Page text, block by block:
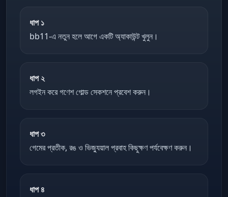
ধাপ ১
bb11-এ নতুন হলে আগে একটি অ্যাকাউন্ট খুলুন।
ধাপ ২
লগইন করে গণেশ গোল্ড সেকশনে প্রবেশ করুন।
ধাপ ৩
গেমের প্রতীক, রঙ ও ভিজ্যুয়াল প্রবাহ কিছুক্ষণ পর্যবেক্ষণ করুন।
ধাপ ৪